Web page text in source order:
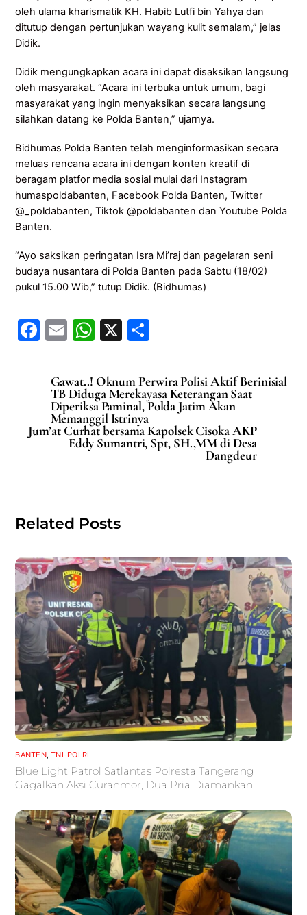
oleh ulama kharismatik KH. Habib Lutfi bin Yahya dan
ditutup dengan pertunjukan wayang kulit semalam,” jelas
Didik.
Didik mengungkapkan acara ini dapat disaksikan langsung
oleh masyarakat. “Acara ini terbuka untuk umum, bagi
masyarakat yang ingin menyaksikan secara langsung
silahkan datang ke Polda Banten,” ujarnya.
Bidhumas Polda Banten telah menginformasikan secara
meluas rencana acara ini dengan konten kreatif di
beragam platfor media sosial mulai dari Instagram
humaspoldabanten, Facebook Polda Banten, Twitter
@_poldabanten, Tiktok @poldabanten dan Youtube Polda
Banten.
“Ayo saksikan peringatan Isra Mi’raj dan pagelaran seni
budaya nusantara di Polda Banten pada Sabtu (18/02)
pukul 15.00 Wib,” tutup Didik. (Bidhumas)
F
c
e
b
o
E
ai
l
W
at
s
A
p
X
ar
e
Gawat..! Oknum Perwira Polisi Aktif Berinisial
TB Diduga Merekayasa Keterangan Saat
Diperiksa Paminal, Polda Jatim Akan
Memanggil Istrinya
Jum’at Curhat bersama Kapolsek Cisoka AKP
Eddy Sumantri, Spt, SH.,MM di Desa
Dangdeur
Related Posts
BANTEN,TNI-POLRI
Blue Light Patrol Satlantas Polresta Tangerang
Gagalkan Aksi Curanmor, Dua Pria Diamankan